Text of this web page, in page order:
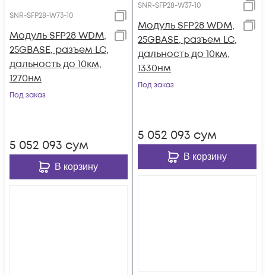
SNR-SFP28-W73-10
Модуль SFP28 WDM,
25GBASE, разъем LC,
дальность до 10км,
1270нм
Под заказ
5 052 093 сум
В корзину
SNR-SFP28-W37-10
Модуль SFP28 WDM,
25GBASE, разъем LC,
дальность до 10км,
1330нм
Под заказ
5 052 093 сум
В корзину